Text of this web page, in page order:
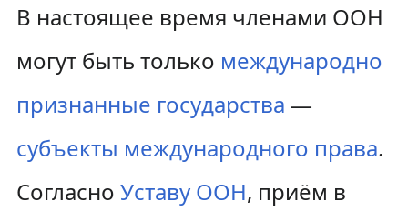
В настоящее время членами ООН
могут быть только международно
признанные государства —
субъекты международного права.
Согласно Уставу ООН, приём в